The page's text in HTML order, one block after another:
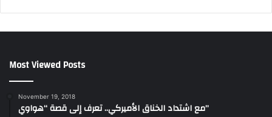
Most Viewed Posts
November 19, 2018
مع اشتداد الخناق الأميركي.. تعرف إلى قصة “هواوي”